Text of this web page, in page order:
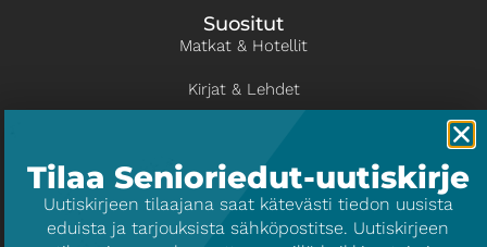
Suositut
Matkat & Hotellit
Kirjat & Lehdet
Liikunta
Info
Tilaa Senioriedut-uutiskirje
​Uutiskirjeen tilaajana saat kätevästi tiedon uusista
eduista ja tarjouksista sähköpostitse. Uutiskirjeen